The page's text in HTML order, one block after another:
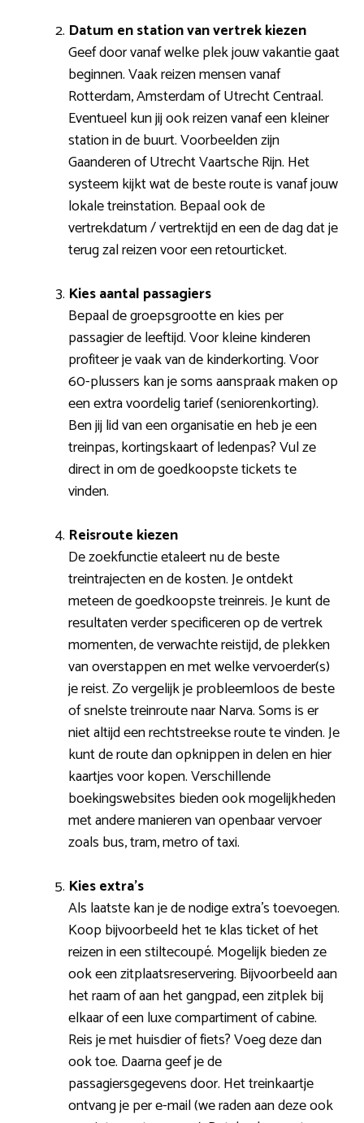
Datum en station van vertrek kiezen
Geef door vanaf welke plek jouw vakantie gaat
beginnen. Vaak reizen mensen vanaf
Rotterdam, Amsterdam of Utrecht Centraal.
Eventueel kun jij ook reizen vanaf een kleiner
station in de buurt. Voorbeelden zijn
Gaanderen of Utrecht Vaartsche Rijn. Het
systeem kijkt wat de beste route is vanaf jouw
lokale treinstation. Bepaal ook de
vertrekdatum / vertrektijd en een de dag dat je
terug zal reizen voor een retourticket.
Kies aantal passagiers
Bepaal de groepsgrootte en kies per
passagier de leeftijd. Voor kleine kinderen
profiteer je vaak van de kinderkorting. Voor
60-plussers kan je soms aanspraak maken op
een extra voordelig tarief (seniorenkorting).
Ben jij lid van een organisatie en heb je een
treinpas, kortingskaart of ledenpas? Vul ze
direct in om de goedkoopste tickets te
vinden.
Reisroute kiezen
De zoekfunctie etaleert nu de beste
treintrajecten en de kosten. Je ontdekt
meteen de goedkoopste treinreis. Je kunt de
resultaten verder specificeren op de vertrek
momenten, de verwachte reistijd, de plekken
van overstappen en met welke vervoerder(s)
je reist. Zo vergelijk je probleemloos de beste
of snelste treinroute naar Narva. Soms is er
niet altijd een rechtstreekse route te vinden. Je
kunt de route dan opknippen in delen en hier
kaartjes voor kopen. Verschillende
boekingswebsites bieden ook mogelijkheden
met andere manieren van openbaar vervoer
zoals bus, tram, metro of taxi.
Kies extra’s
Als laatste kan je de nodige extra’s toevoegen.
Koop bijvoorbeeld het 1e klas ticket of het
reizen in een stiltecoupé. Mogelijk bieden ze
ook een zitplaatsreservering. Bijvoorbeeld aan
het raam of aan het gangpad, een zitplek bij
elkaar of een luxe compartiment of cabine.
Reis je met huisdier of fiets? Voeg deze dan
ook toe. Daarna geef je de
passagiersgegevens door. Het treinkaartje
ontvang je per e-mail (we raden aan deze ook